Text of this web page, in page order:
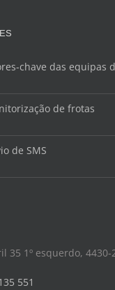
chave das equipas
de frotas
de SMS
35 1º esquerdo, 4430-
551